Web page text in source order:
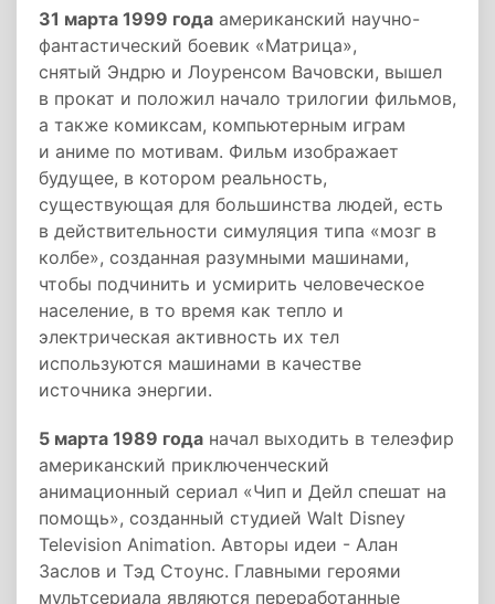
31 марта 1999 года американский научно-
фантастический боевик «Матрица»,
снятый Эндрю и Лоуренсом Вачовски, вышел
в прокат и положил начало трилогии фильмов,
а также комиксам, компьютерным играм
и аниме по мотивам. Фильм изображает
будущее, в котором реальность,
существующая для большинства людей, есть
в действительности симуляция типа «мозг в
колбе», созданная разумными машинами,
чтобы подчинить и усмирить человеческое
население, в то время как тепло и
электрическая активность их тел
используются машинами в качестве
источника энергии.
5 марта 1989 года начал выходить в телеэфир
американский приключенческий
анимационный сериал «Чип и Дейл спешат на
помощь», созданный студией Walt Disney
Television Animation. Авторы идеи - Алан
Заслов и Тэд Стоунс. Главными героями
мультсериала являются переработанные